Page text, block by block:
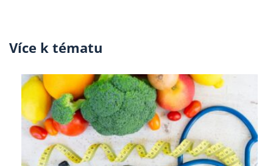
Více k tématu